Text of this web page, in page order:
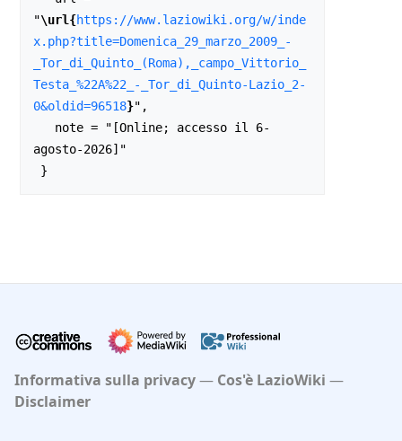
"\url{https://www.laziowiki.org/w/inde
x.php?title=Domenica_29_marzo_2009_-
_Tor_di_Quinto_(Roma),_campo_Vittorio_
Testa_%22A%22_-_Tor_di_Quinto-Lazio_2-
0&oldid=96518}",
agosto-2026]"
Informativa sulla privacy
Cos'è LazioWiki
Disclaimer